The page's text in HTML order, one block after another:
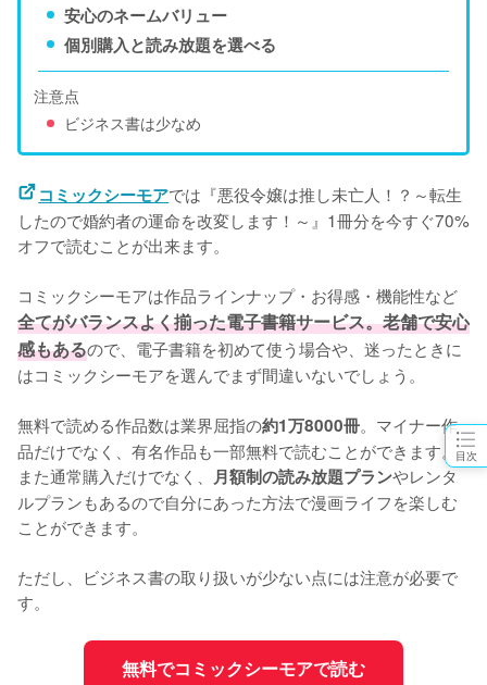
目次
安心のネームバリュー
個別購入と読み放題を選べる
注意点
ビジネス書は少なめ
コミックシーモアでは『悪役令嬢は推し未亡人！？～転生
したので婚約者の運命を改変します！～』1冊分を今すぐ70%
オフで読むことが出来ます。
コミックシーモアは作品ラインナップ・お得感・機能性など
全てがバランスよく揃った電子書籍サービス。老舗で安心
感もあるので、電子書籍を初めて使う場合や、迷ったときに
はコミックシーモアを選んでまず間違いないでしょう。
無料で読める作品数は業界屈指の約1万8000冊。マイナー作
品だけでなく、有名作品も一部無料で読むことができます。
また通常購入だけでなく、 月額制の読み放題プランやレンタ
ルプランもあるので自分にあった方法で漫画ライフを楽しむ
ことができます。
ただし、ビジネス書の取り扱いが少ない点には注意が必要で
す。
無料でコミックシーモアで読む